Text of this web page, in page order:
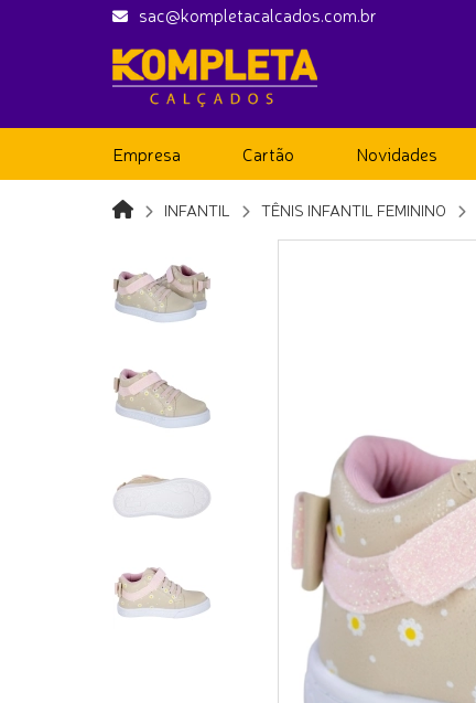
sac@kompletacalcados.com.br
Empresa Cartão Novidades
INFANTIL TÊNIS INFANTIL FEMININO